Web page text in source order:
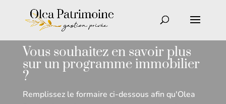
Vous souhaitez en savoir plus
sur un programme immobilier
?
Remplissez le formaire ci-dessous afin qu'Olea